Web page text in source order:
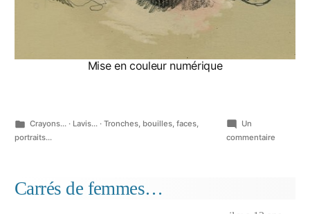
Mise en couleur numérique
Publié
dans
Crayons... · Lavis... · Tronches, bouilles, faces,
portraits...
Un
commentaire
Carrés de femmes…